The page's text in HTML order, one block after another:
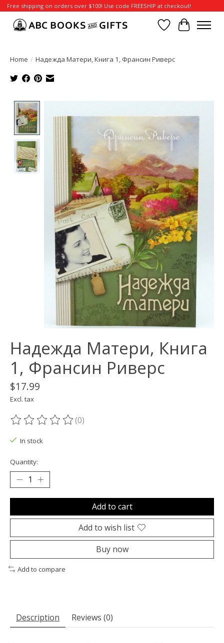
Free shipping on orders over $100! Use code FREESHIP at checkout!
Wish List
Cart
Home / Надежда Матери, Книга 1, Франсин Риверс
Надежда Матери, Книга
1, Франсин Риверс
$17.99
Excl. tax
The rating of this product is
(0)
In stock
Quantity:
Add to cart
Add to wish list
Buy now
Add to compare
Description Reviews (0)